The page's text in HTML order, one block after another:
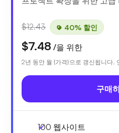
$12.43 40% 할인
$7.48 /을 위한
2년 동안 월 {가격}으로 갱신됩니다.
구매
100 웹사이트